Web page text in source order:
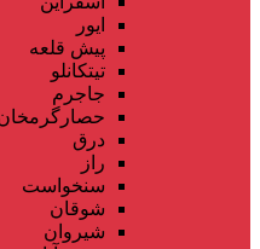
ایور
پیش قلعه
تیتکانلو
جاجرم
حصارگرمخان
درق
راز
سنخواست
شوقان
شیروان